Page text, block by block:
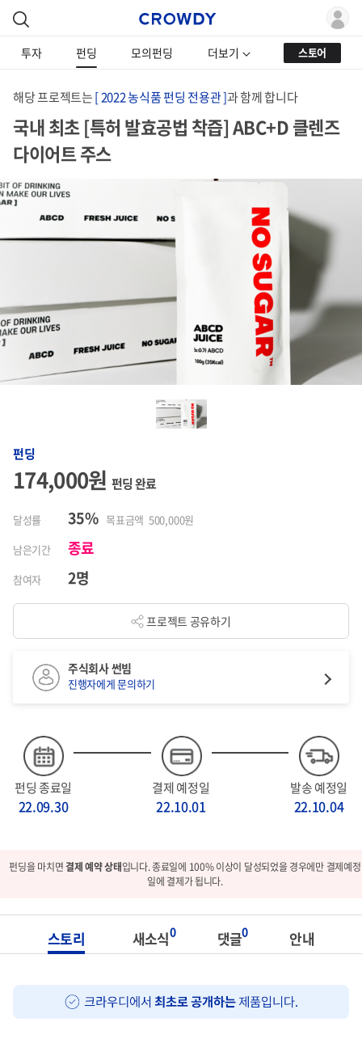
투자 펀딩 모의펀딩 더보기 스토어
해당 프로젝트는[ 2022 농식품 펀딩 전용관 ]과 함께 합니다
국내 최초 [특허 발효공법 착즙] ABC+D 클렌즈
다이어트 주스
펀딩
174,000원 펀딩 완료
달성률 35% 목표금액 500,000원
남은기간
종료
참여자 2명
프로젝트 공유하기
펀딩 종료일
22.09.30
결제 예정일
22.10.01
발송 예정일
22.10.04
주식회사 썬빔
진행자에게 문의하기
펀딩을 마치면결제 예약 상태입니다. 종료일에 100% 이상이 달성되었을 경우에만 결제예정
일에 결제가 됩니다.
스토리 새소식0 댓글0 안내